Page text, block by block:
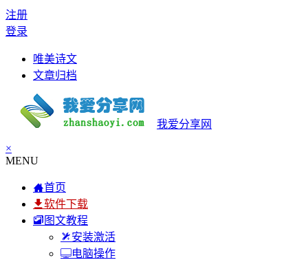
注册
登录
唯美诗文
文章归档
我爱分享网
×
MENU
首页
软件下载
图文教程
安装激活
电脑操作